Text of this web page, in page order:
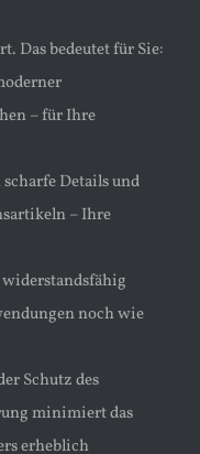
Das bedeutet für Sie:
– für Ihre
Details und
– Ihre
noch wie
Schutz des
minimiert das
erheblich